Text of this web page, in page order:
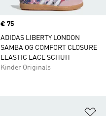
Price
€ 75
ADIDAS LIBERTY LONDON
SAMBA OG COMFORT CLOSURE
ELASTIC LACE SCHUH
Kinder Originals